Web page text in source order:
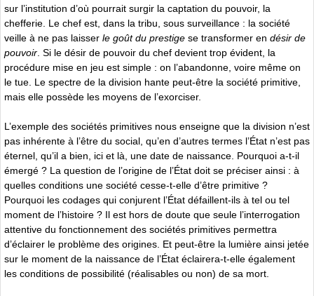
sur l’institution d’où pourrait surgir la captation du pouvoir, la
chefferie. Le chef est, dans la tribu, sous surveillance : la société
veille à ne pas laisser le goût du prestige se transformer en désir de
pouvoir . Si le désir de pouvoir du chef devient trop évident, la
procédure mise en jeu est simple : on l’abandonne, voire même on
le tue. Le spectre de la division hante peut-être la société primitive,
mais elle possède les moyens de l’exorciser.
L’exemple des sociétés primitives nous enseigne que la division n’est
pas inhérente à l’être du social, qu’en d’autres termes l’État n’est pas
éternel, qu’il a bien, ici et là, une date de naissance. Pourquoi a-t-il
émergé ? La question de l’origine de l’État doit se préciser ainsi : à
quelles conditions une société cesse-t-elle d’être primitive ?
Pourquoi les codages qui conjurent l’État défaillent-ils à tel ou tel
moment de l’histoire ? Il est hors de doute que seule l’interrogation
attentive du fonctionnement des sociétés primitives permettra
d’éclairer le problème des origines. Et peut-être la lumière ainsi jetée
sur le moment de la naissance de l’État éclairera-t-elle également
les conditions de possibilité (réalisables ou non) de sa mort.